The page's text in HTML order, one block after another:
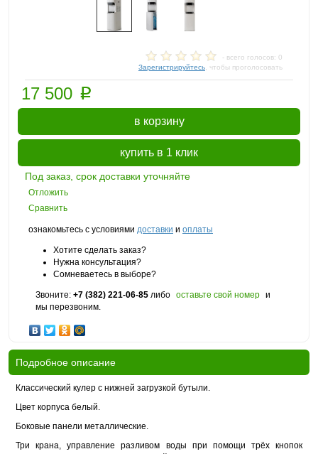
- всего голосов: 0
Зарегистрируйтесь , чтобы проголосовать
17 500 p
в корзину
купить в 1 клик
Под заказ, срок доставки уточняйте
Отложить
Сравнить
ознакомьтесь с условиями доставки и оплаты
Хотите сделать заказ?
Нужна консультация?
Сомневаетесь в выборе?
Звоните: +7 (382) 221-06-85 либо оставьте свой номер и
мы перезвоним.
Подробное описание
Классический кулер с нижней загрузкой бутыли.
Цвет корпуса белый.
Боковые панели металлические.
Три крана, управление разливом воды при помощи трёх кнопок